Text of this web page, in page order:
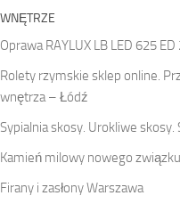
WNĘTRZE
Oprawa RAYLUX LB LED 625
Rolety rzymskie sklep online.
wnętrza – Łódź
Sypialnia skosy. Urokliwe skosy.
Kamień milowy nowego
Firany i zasłony Warszawa